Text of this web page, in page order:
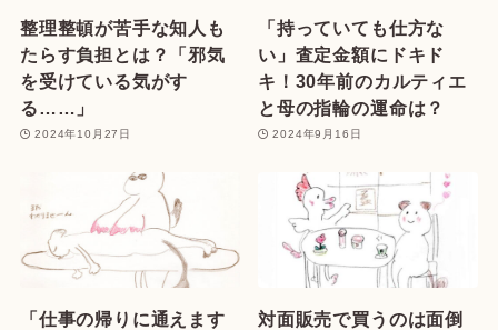
整理整頓が苦手な知人も
たらす負担とは？「邪気
を受けている気がす
る……」
2024年10月27日
「持っていても仕方な
い」査定金額にドキド
キ！30年前のカルティエ
と母の指輪の運命は？
2024年9月16日
「仕事の帰りに通えます
対面販売で買うのは面倒